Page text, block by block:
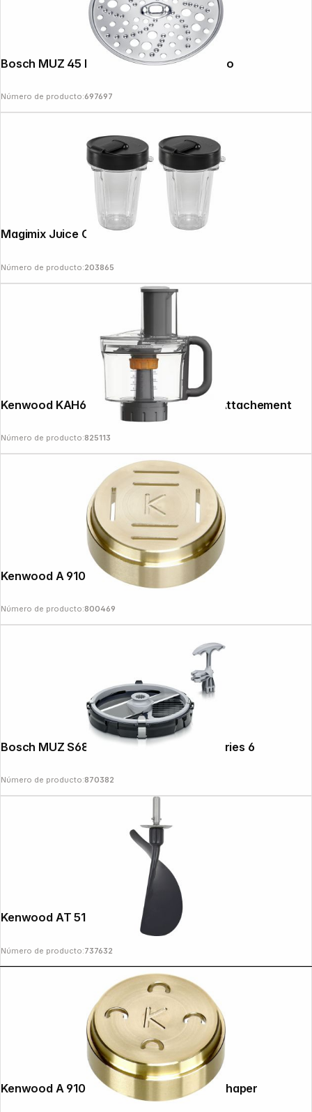
Bosch MUZ 45 RS 1 disco cortador grueso
Número de producto:697697
Magimix Juice Cup 400ml Twin Pack
Número de producto:203865
Kenwood KAH65.000PL Multi-Chopper Attachement
Número de producto:825113
Kenwood A 910007 Pappardelle
Número de producto:800469
Bosch MUZ S68CC Cube Cutter MUM Series 6
Número de producto:870382
Kenwood AT 512
Número de producto:737632
Kenwood A 910005 Spaccatelli - Pasta Shaper